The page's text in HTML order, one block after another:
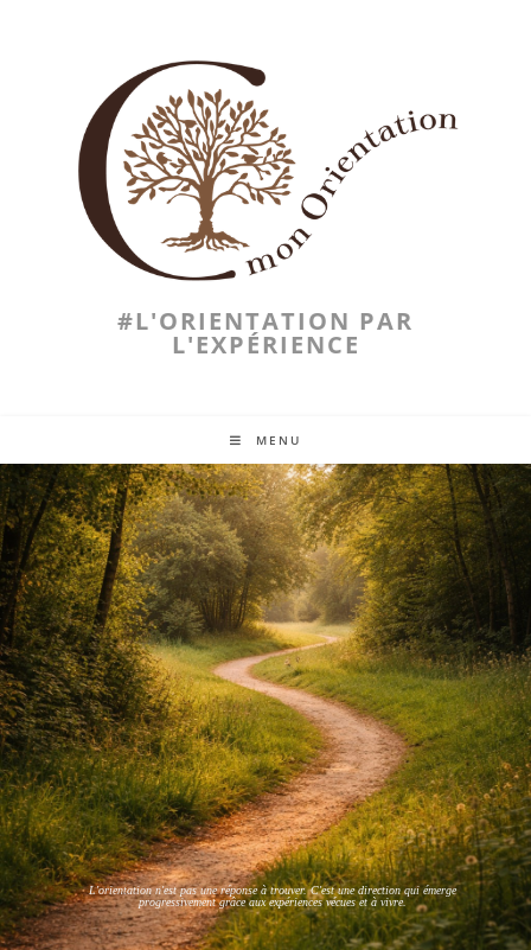
#L'ORIENTATION PAR
L'EXPÉRIENCE
MENU
L'orientation n'est pas une réponse à trouver. C'est une direction qui émerge
progressivement grâce aux expériences vécues et à vivre.